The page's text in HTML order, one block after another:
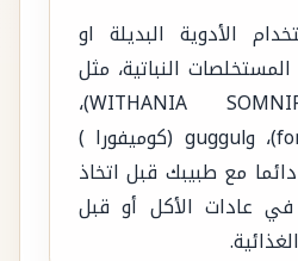
الأدوية البديلة او
النباتية، مثل
اشواغاندا (WITHANIA SOMNIFERA)،
القوليوس (forskohlii)، وguggul (كوميفورا )
مع طبيبك قبل اتخاذ
في عادات الأكل أو قبل